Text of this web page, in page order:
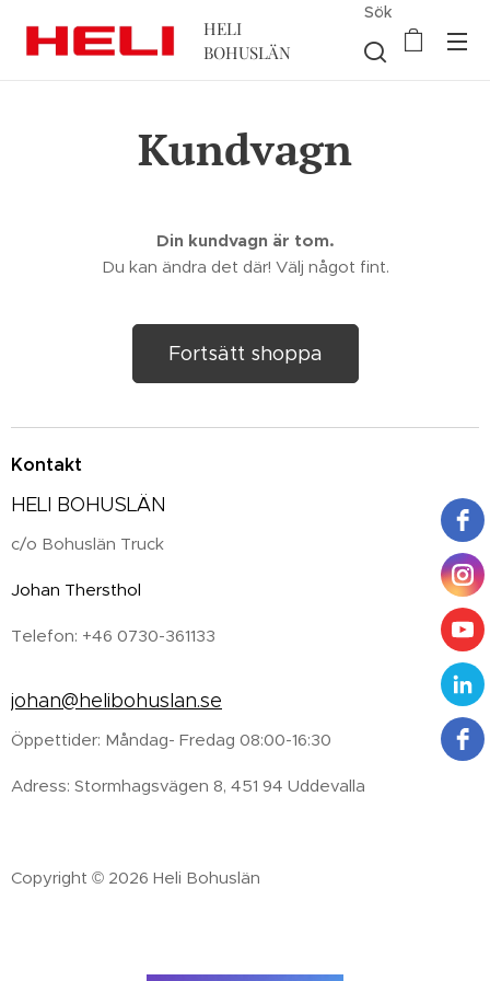
HELI
BOHUSLÄN
Sök
Kundvagn
Din kundvagn är tom.
Du kan ändra det där! Välj något fint.
Fortsätt shoppa
Kontakt
HELI BOHUSLÄN
c/o Bohuslän Truck
Johan Thersthol
Telefon: +46 0730-361133
johan@helibohuslan.se
Öppettider: Måndag- Fredag 08:00-16:30
Adress: Stormhagsvägen 8, 451 94 Uddevalla
Copyright © 2026 Heli Bohuslän